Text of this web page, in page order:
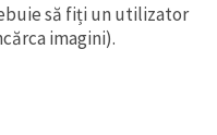
să fiți un utilizator
imagini).